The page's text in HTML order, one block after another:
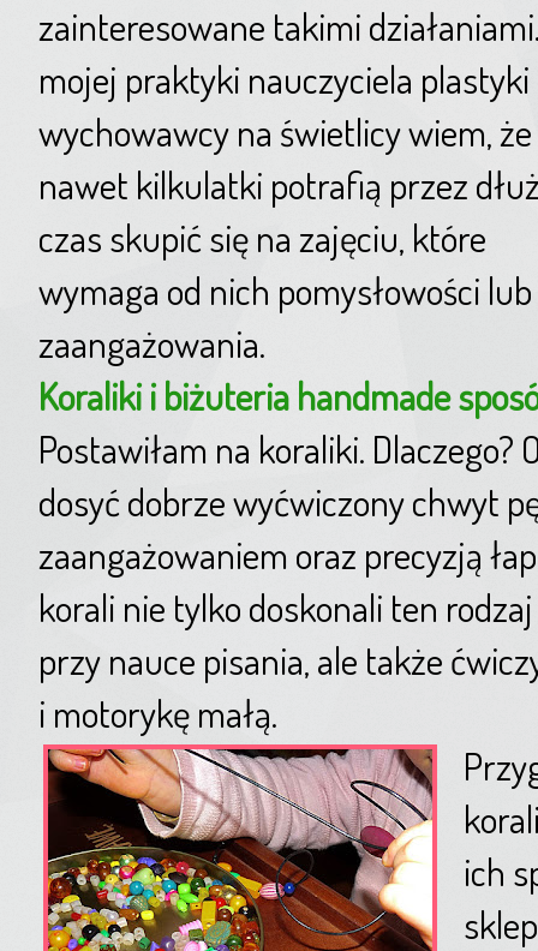
zainteresowane takimi
mojej praktyki nauczyciela plastyki
wychowawcy na świetlicy wiem, że
nawet kilkulatki potrafią przez
czas skupić się na zajęciu, które
wymaga od nich pomysłowości lub
zaangażowania.
Koraliki i biżuteria handmade
Postawiłam na koraliki.
dosyć dobrze wyćwiczony chwyt
zaangażowaniem oraz precyzją
korali nie tylko doskonali ten
przy nauce pisania, ale także
i motorykę małą.
ich